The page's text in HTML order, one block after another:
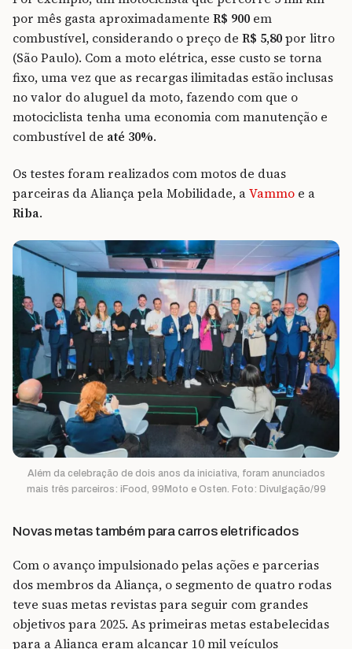
por mês gasta aproximadamente R$ 900 em
combustível, considerando o preço de R$ 5,80por litro
(São Paulo). Com a moto elétrica, esse custo se torna
fixo, uma vez que as recargas ilimitadas estão inclusas
no valor do aluguel da moto, fazendo com que o
motociclista tenha uma economia com manutenção e
combustível de até 30%.
Os testes foram realizados com motos de duas
parceiras da Aliança pela Mobilidade, aVammo e a
Riba.
Além da celebração de dois anos da iniciativa, foram anunciados
mais três parceiros: iFood, 99Moto e Osten. Foto: Divulgação/99
Novas metas também para carros eletrificados
Com o avanço impulsionado pelas ações e parcerias
dos membros da Aliança, o segmento de quatro rodas
teve suas metas revistas para seguir com grandes
objetivos para 2025. As primeiras metas estabelecidas
para a Aliança eram alcançar 10 mil veículos